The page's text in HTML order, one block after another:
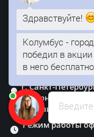
Наш адрес
г. Москва, пр.
г. Санкт-
Северная Осетия
Кировцев, д,15
Режим работы
Здравствуйте!
Колумбус -
победил в
в него бесплатно